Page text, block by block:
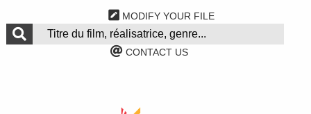
MODIFY YOUR FILE
CONTACT US